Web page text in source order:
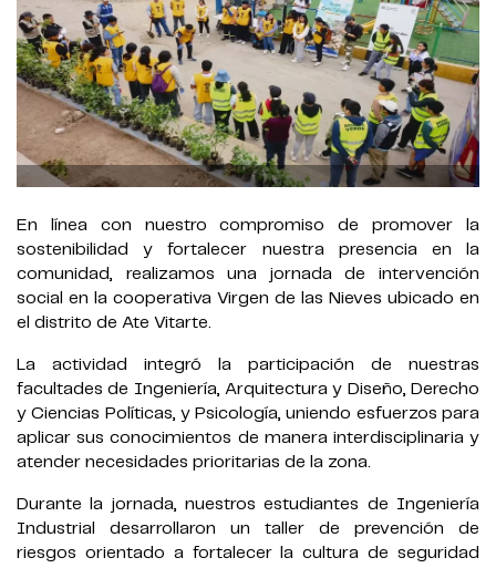
En línea con nuestro compromiso de promover la
sostenibilidad y fortalecer nuestra presencia en la
comunidad, realizamos una jornada de intervención
social en la cooperativa Virgen de las Nieves ubicado en
el distrito de Ate Vitarte.
La actividad integró la participación de nuestras
facultades de Ingeniería, Arquitectura y Diseño, Derecho
y Ciencias Políticas, y Psicología, uniendo esfuerzos para
aplicar sus conocimientos de manera interdisciplinaria y
atender necesidades prioritarias de la zona.
Durante la jornada, nuestros estudiantes de Ingeniería
Industrial desarrollaron un taller de prevención de
riesgos orientado a fortalecer la cultura de seguridad